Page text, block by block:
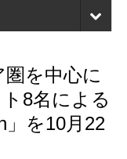
圏を中心に
8名による
」を10月22